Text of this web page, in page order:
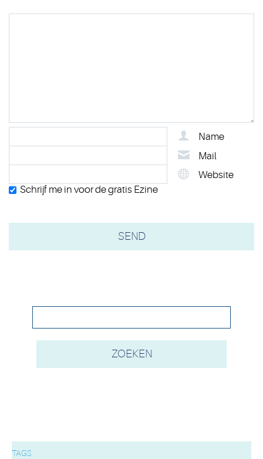
Name
Mail
Website
Schrijf me in voor de gratis Ezine
TAGS